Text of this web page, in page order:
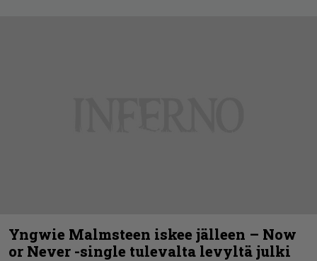
Yngwie Malmsteen iskee jälleen – Now
or Never -single tulevalta levyltä julki